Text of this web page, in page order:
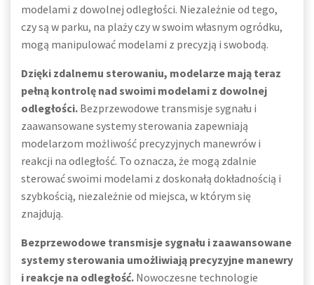
modelami z dowolnej odległości. Niezależnie od tego,
czy są w parku, na plaży czy w swoim własnym ogródku,
mogą manipulować modelami z precyzją i swobodą.
Dzięki zdalnemu sterowaniu, modelarze mają teraz
pełną kontrolę nad swoimi modelami z dowolnej
odległości. Bezprzewodowe transmisje sygnału i
zaawansowane systemy sterowania zapewniają
modelarzom możliwość precyzyjnych manewrów i
reakcji na odległość. To oznacza, że mogą zdalnie
sterować swoimi modelami z doskonałą dokładnością i
szybkością, niezależnie od miejsca, w którym się
znajdują.
Bezprzewodowe transmisje sygnału i zaawansowane
systemy sterowania umożliwiają precyzyjne manewry
i reakcje na odległość. Nowoczesne technologie